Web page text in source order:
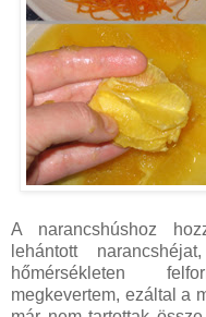
A narancshúshoz
lehántott
hőmérsékleten
megkevertem, ezáltal a